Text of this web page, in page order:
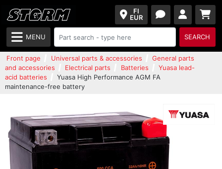
FI
EUR
MENU SEARCH
Front page Universal parts & accessories
General parts
and accessories
Electrical parts Batteries
Yuasa lead-
acid batteries
Yuasa High Performance AGM FA
maintenance-free battery